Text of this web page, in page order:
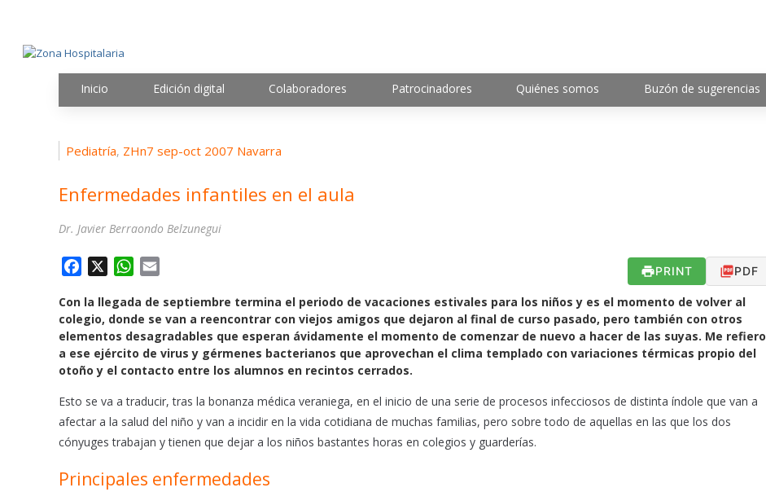
Inicio Edición digital Colaboradores Patrocinadores Quiénes somos Buzón de sugerencias
Pediatría, ZHn7 sep-oct 2007 Navarra
Enfermedades infantiles en el aula
Dr. Javier Berraondo Belzunegui
c
e
b
o
k
W
a
t
s
A
p
a
i
l
PRINT PDF
Con la llegada de septiembre termina el periodo de vacaciones estivales para los niños y es el momento de volver al
colegio, donde se van a reencontrar con viejos amigos que dejaron al final de curso pasado, pero también con otros
elementos desagradables que esperan ávidamente el momento de comenzar de nuevo a hacer de las suyas. Me refiero
a ese ejército de virus y gérmenes bacterianos que aprovechan el clima templado con variaciones térmicas propio del
otoño y el contacto entre los alumnos en recintos cerrados.
Esto se va a traducir, tras la bonanza médica veraniega, en el inicio de una serie de procesos infecciosos de distinta índole que van a
afectar a la salud del niño y van a incidir en la vida cotidiana de muchas familias, pero sobre todo de aquellas en las que los dos
cónyuges trabajan y tienen que dejar a los niños bastantes horas en colegios y guarderías.
Principales enfermedades